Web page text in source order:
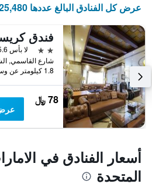
عرض كل الفنادق البالغ عددها 25,480
2 نجمتين
لا بأس 5.6
1.8 كيلومتر عن وسط المدينة
78 ﷼
أسعار الفنادق في
المتحدة